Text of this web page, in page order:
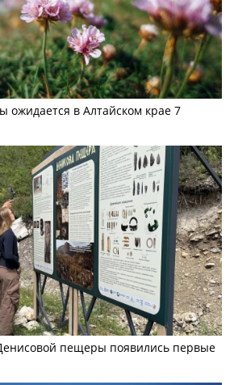
ожидается в Алтайском крае 7
пещеры появились первые